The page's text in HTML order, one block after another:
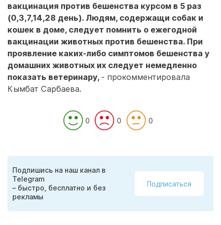
вакцинация против бешенства курсом в 5 раз
(0,3,7,14,28 день). Людям, содержащи собак и
кошек в доме, следует помнить о ежегодной
вакцинации животных против бешенства. При
проявление каких-либо симптомов бешенства у
домашних животных их следует немедленно
показать ветеринару, - прокомментировала
Кымбат Сарбаева.
0 0 0
Подпишись на наш канал в
Telegram
– быстро, бесплатно и без
рекламы
Подписаться